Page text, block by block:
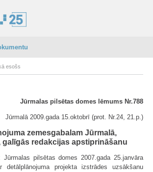
esošs
Jūrmalas pilsētas domes lēmums Nr.788
Jūrmalā 2009.gada 15.oktobrī (prot. Nr.24, 21.p.)
zemesgabalam Jūrmalā,
galīgās redakcijas apstiprināšanu
Jūrmalas pilsētas domes 2007.gada 25.janvāra
detālplānojuma projekta izstrādes uzsākšanu